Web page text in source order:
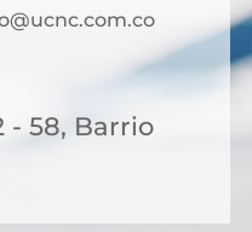
- 58, Barrio